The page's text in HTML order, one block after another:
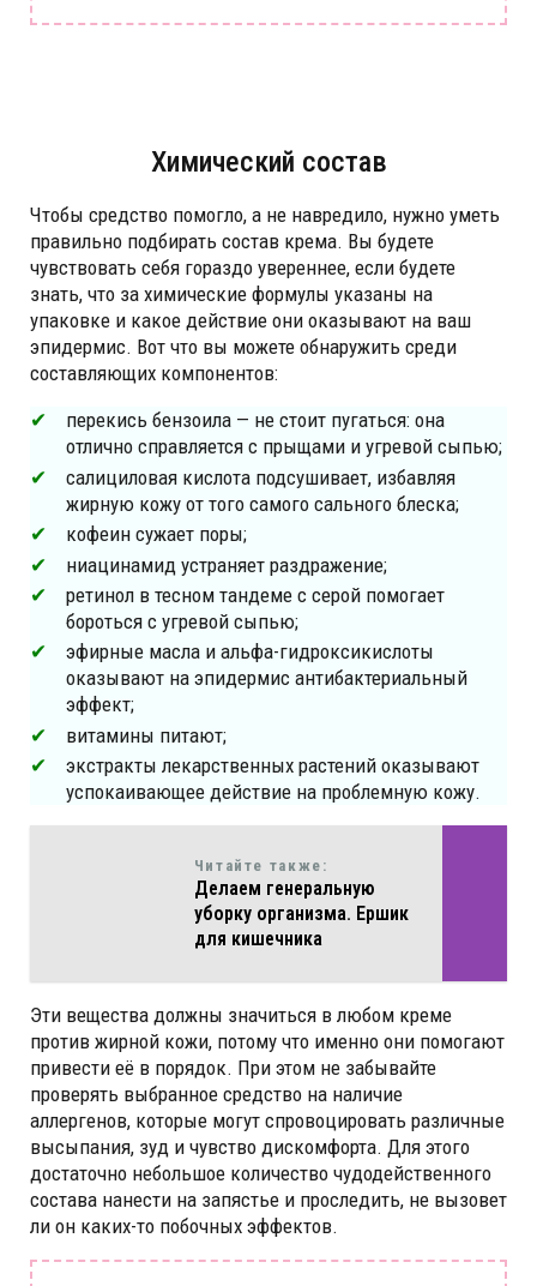
Химический состав
Чтобы средство помогло, а не навредило, нужно уметь
правильно подбирать состав крема. Вы будете
чувствовать себя гораздо увереннее, если будете
знать, что за химические формулы указаны на
упаковке и какое действие они оказывают на ваш
эпидермис. Вот что вы можете обнаружить среди
составляющих компонентов:
перекись бензоила — не стоит пугаться: она
отлично справляется с прыщами и угревой сыпью;
салициловая кислота подсушивает, избавляя
жирную кожу от того самого сального блеска;
кофеин сужает поры;
ниацинамид устраняет раздражение;
ретинол в тесном тандеме с серой помогает
бороться с угревой сыпью;
эфирные масла и альфа-гидроксикислоты
оказывают на эпидермис антибактериальный
эффект;
витамины питают;
экстракты лекарственных растений оказывают
успокаивающее действие на проблемную кожу.
Читайте также:
Делаем генеральную
уборку организма. Ершик
для кишечника
Эти вещества должны значиться в любом креме
против жирной кожи, потому что именно они помогают
привести её в порядок. При этом не забывайте
проверять выбранное средство на наличие
аллергенов, которые могут спровоцировать различные
высыпания, зуд и чувство дискомфорта. Для этого
достаточно небольшое количество чудодейственного
состава нанести на запястье и проследить, не вызовет
ли он каких-то побочных эффектов.